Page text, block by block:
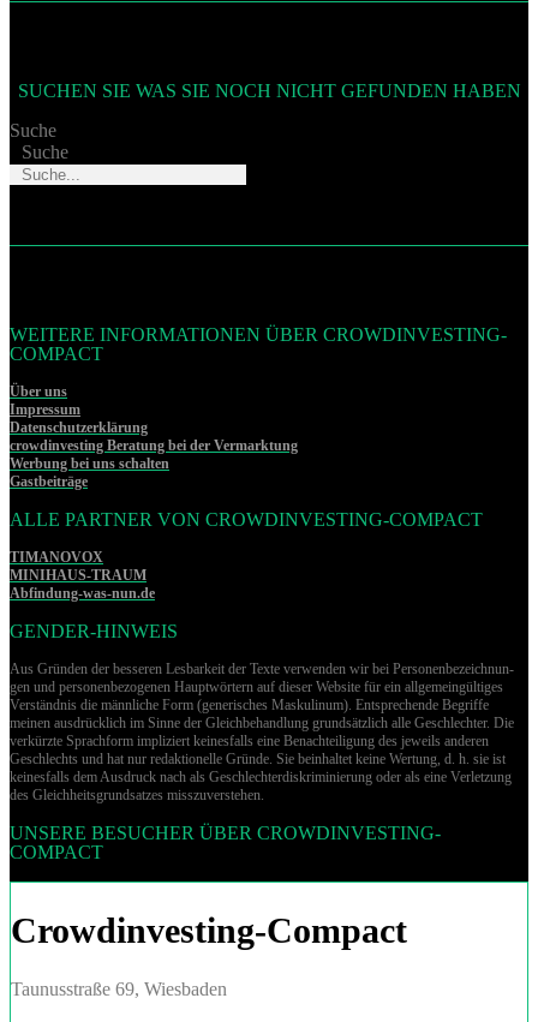
SUCHEN SIE WAS SIE NOCH NICHT GEFUNDEN HABEN
Suche
Suche
WEITERE INFORMATIONEN ÜBER CROWDINVESTING-
COMPACT
Über uns
Impressum
Datenschutzerklärung
crowdinvesting Beratung bei der Vermarktung
Werbung bei uns schalten
Gastbeiträge
ALLE PARTNER VON CROWDINVESTING-COMPACT
TIMANOVOX
MINIHAUS-TRAUM
Abfindung-was-nun.de
GENDER-HINWEIS
Aus Gründen der besseren Lesbarkeit der Texte verwenden wir bei Per­so­nen­be­zeich­nun­
gen und per­so­nen­be­zo­ge­nen Hauptwörtern auf dieser Website für ein allgemeingültiges
Verständnis die männliche Form (generisches Maskulinum). Entsprechende Begriffe
meinen ausdrücklich im Sinne der Gleichbehandlung grund­sätz­lich alle Geschlechter. Die
verkürzte Sprachform impliziert keinesfalls eine Benachteiligung des jeweils anderen
Geschlechts und hat nur redaktionelle Gründe. Sie beinhaltet keine Wertung, d. h. sie ist
keinesfalls dem Ausdruck nach als Geschlechterdiskriminierung oder als eine Verletzung
des Gleich­heits­grund­sat­zes misszuverstehen.
UNSERE BESUCHER ÜBER CROWDINVESTING-
COMPACT
Crowdinvesting-Compact
Taunusstraße 69, Wiesbaden